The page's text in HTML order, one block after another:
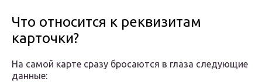
Что относится к реквизитам
карточки?
На самой карте сразу бросаются в глаза следующие
данные: